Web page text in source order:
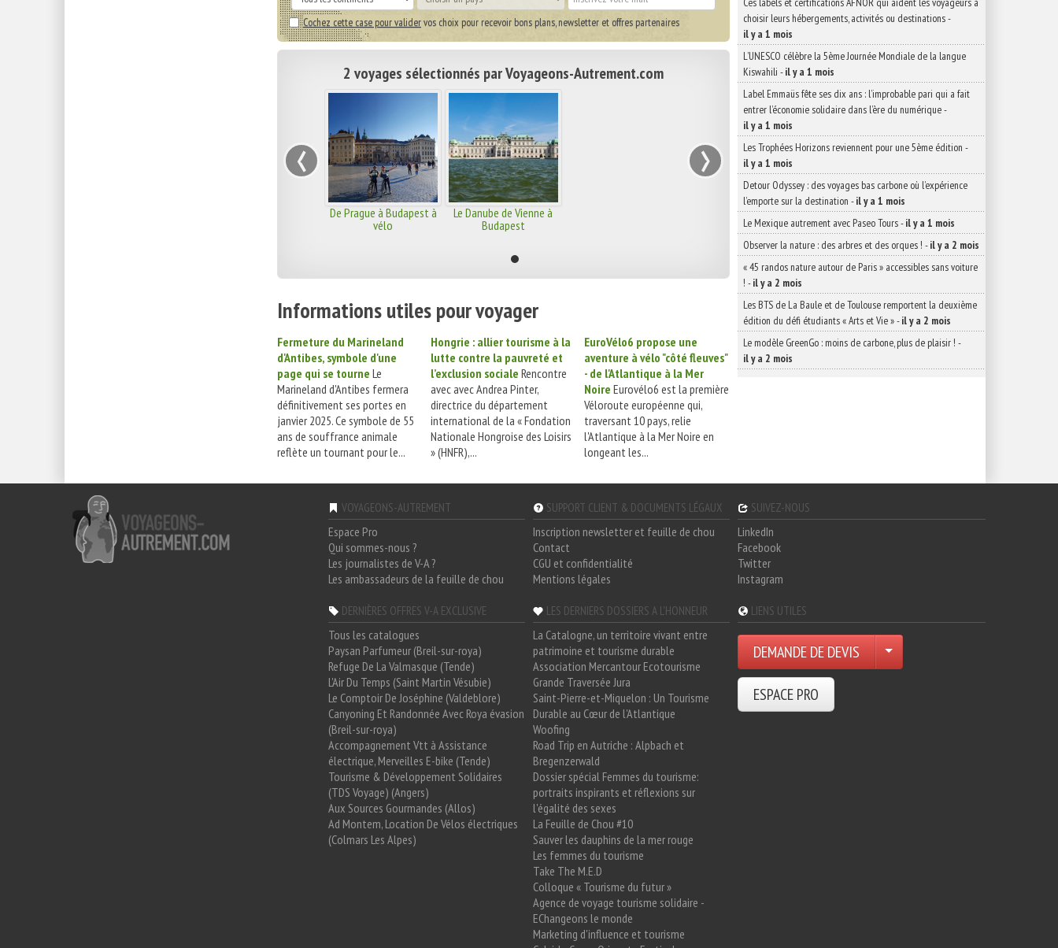
Cochez cette case pour validervos choix pour recevoir bons plans, newsletter et offres partenaires
2 voyages sélectionnés par Voyageons-Autrement.com
De Prague à Budapest à
vélo
Le Danube de Vienne à
Budapest
‹ ›
Informations utiles pour voyager
Fermeture du Marineland
d'Antibes, symbole d'une
page qui se tourne Le
Marineland d'Antibes fermera
définitivement ses portes en
janvier 2025. Ce symbole de 55
ans de souffrance animale
reflète un tournant pour le...
Hongrie : allier tourisme à la
lutte contre la pauvreté et
l’exclusion sociale Rencontre
avec avec Andrea Pinter,
directrice du département
international de la « Fondation
Nationale Hongroise des Loisirs
» (HNFR),...
EuroVélo6 propose une
aventure à vélo "côté fleuves"
- de l'Atlantique à la Mer
Noire Eurovélo6 est la première
Véloroute européenne qui,
traversant 10 pays, relie
l'Atlantique à la Mer Noire en
longeant les...
choisir leurs hébergements, activités ou destinations-
il y a 1 mois
L’UNESCO célèbre la 5ème Journée Mondiale de la langue
Kiswahili -il y a 1 mois
Label Emmaüs fête ses dix ans : l’improbable pari qui a fait
entrer l’économie solidaire dans l’ère du numérique-
il y a 1 mois
Les Trophées Horizons reviennent pour une 5ème édition -
il y a 1 mois
Detour Odyssey : des voyages bas carbone où l’expérience
l’emporte sur la destination -il y a 1 mois
Le Mexique autrement avec Paseo Tours-il y a 1 mois
Observer la nature : des arbres et des orques ! -il y a 2 mois
« 45 randos nature autour de Paris » accessibles sans voiture
! -il y a 2 mois
Les BTS de La Baule et de Toulouse remportent la deuxième
édition du défi étudiants « Arts et Vie »-il y a 2 mois
Le modèle GreenGo : moins de carbone, plus de plaisir ! -
il y a 2 mois
VOYAGEONS-AUTREMENT
Espace Pro
Qui sommes-nous ?
Les journalistes de V-A ?
Les ambassadeurs de la feuille de chou
SUPPORT CLIENT & DOCUMENTS LÉGAUX
Inscription newsletter et feuille de chou
Contact
CGU et confidentialité
Mentions légales
SUIVEZ-NOUS
LinkedIn
Facebook
Twitter
Instagram
DERNIÈRES OFFRES V-A EXCLUSIVE
Tous les catalogues
Paysan Parfumeur (Breil-sur-roya)
Refuge De La Valmasque (Tende)
L'Air Du Temps (Saint Martin Vésubie)
Le Comptoir De Joséphine (Valdeblore)
Canyoning Et Randonnée Avec Roya évasion
(Breil-sur-roya)
Accompagnement Vtt à Assistance
électrique, Merveilles E-bike (Tende)
Tourisme & Développement Solidaires
(TDS Voyage) (Angers)
Aux Sources Gourmandes (Allos)
Ad Montem, Location De Vélos électriques
(Colmars Les Alpes)
LES DERNIERS DOSSIERS A L'HONNEUR
La Catalogne, un territoire vivant entre
patrimoine et tourisme durable
Association Mercantour Ecotourisme
Grande Traversée Jura
Saint-Pierre-et-Miquelon : Un Tourisme
Durable au Cœur de l'Atlantique
Woofing
Road Trip en Autriche : Alpbach et
Bregenzerwald
Dossier spécial Femmes du tourisme:
portraits inspirants et réflexions sur
l'égalité des sexes
La Feuille de Chou #10
Sauver les dauphins de la mer rouge
Les femmes du tourisme
Take The M.E.D
Colloque « Tourisme du futur »
Agence de voyage tourisme solidaire -
EChangeons le monde
Marketing d'influence et tourisme
LIENS UTILES
DEMANDE DE DEVIS
ESPACE PRO